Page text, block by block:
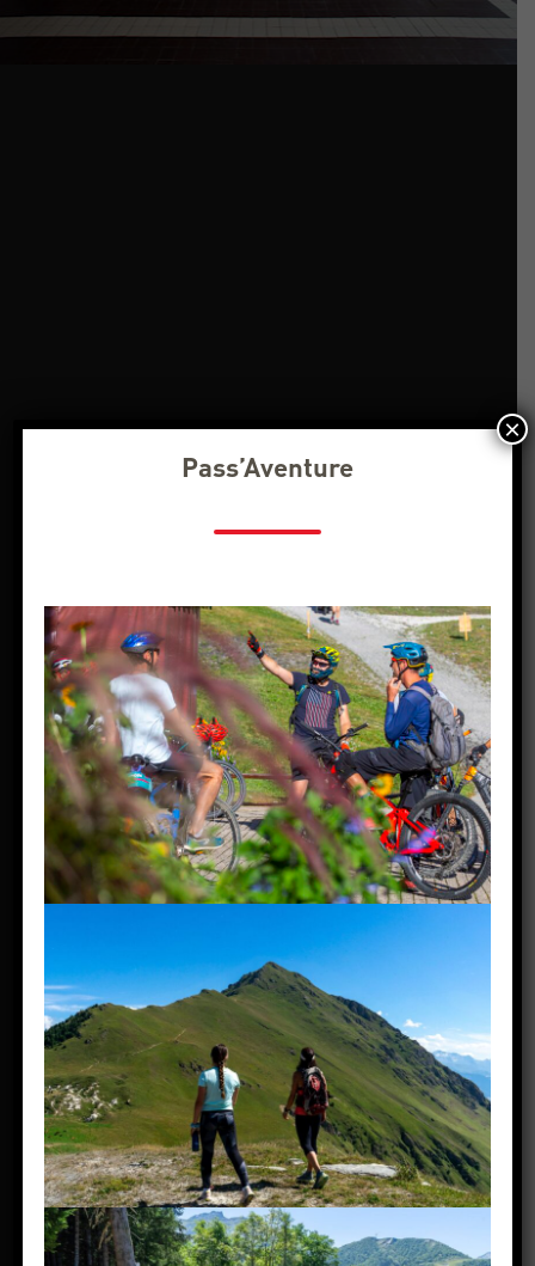
Pass’Aventure
×